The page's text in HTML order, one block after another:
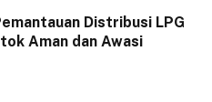
Distribusi LPG
Aman dan Awasi